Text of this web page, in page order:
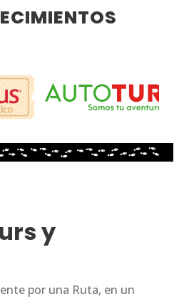
y
por una Ruta, en un